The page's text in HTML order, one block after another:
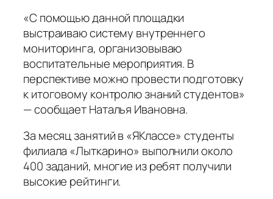
«С помощью данной площадки
выстраиваю систему внутреннего
мониторинга, организовываю
воспитательные мероприятия. В
перспективе можно провести подготовку
к итоговому контролю знаний студентов»
— сообщает Наталья Ивановна.
За месяц занятий в «ЯКлассе» студенты
филиала «Лыткарино» выполнили около
400 заданий, многие из ребят получили
высокие рейтинги.